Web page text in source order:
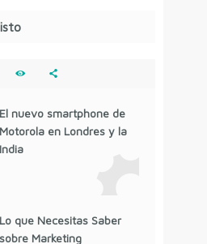
El nuevo smartphone de
Motorola en Londres y la
India
Lo que Necesitas Saber
sobre Marketing